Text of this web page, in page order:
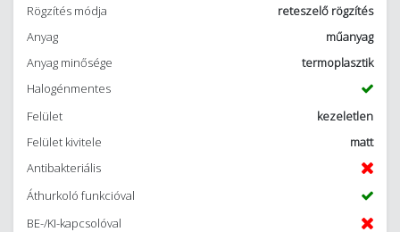
Rögzítés módja
reteszelő rögzítés
Anyag
műanyag
Anyag minősége
termoplasztik
Halogénmentes
Felület
kezeletlen
Felület kivitele
matt
Antibakteriális
Áthurkoló funkcióval
BE-/KI-kapcsolóval